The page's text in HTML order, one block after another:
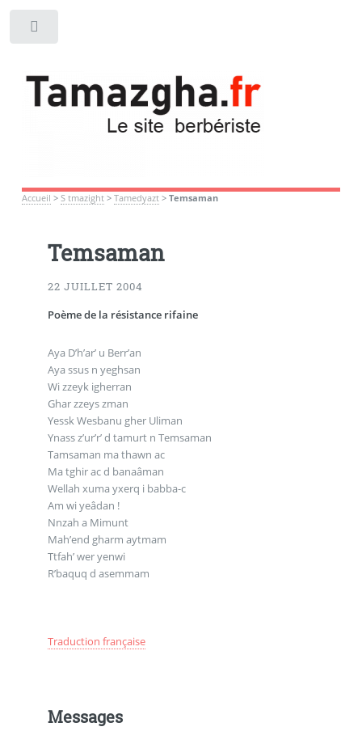
Accueil > S tmazight> Tamedyazt> Temsaman
Temsaman
22 JUILLET 2004
Poème de la résistance rifaine
Aya D’h’ar’ u Berr’an
Aya ssus n yeghsan
Wi zzeyk igherran
Ghar zzeys zman
Yessk Wesbanu gher Uliman
Ynass z’ur’r’ d tamurt n Temsaman
Tamsaman ma thawn ac
Ma tghir ac d banaâman
Wellah xuma yxerq i babba-c
Am wi yeâdan !
Nnzah a Mimunt
Mah’end gharm aytmam
Ttfah’ wer yenwi
R’baquq d asemmam
Traduction française
Messages